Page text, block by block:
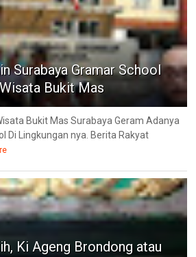
Surabaya Gramar School
Bukit Mas
Bukit Mas Surabaya Geram Adanya
Di Lingkungan nya. Berita Rakyat
Ki Ageng Brondong atau